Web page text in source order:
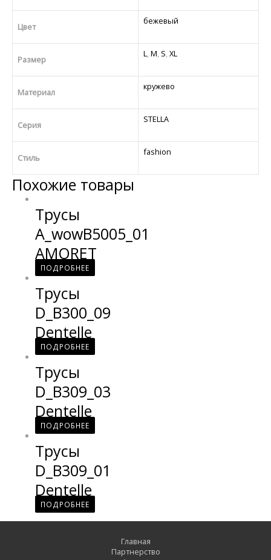
Цвет
бежевый
Размер
L,M, S,XL
Материал
кружево
Серия
STELLA
Стиль
fashion
Похожие товары
Трусы
A_wowB5005_01
AMORET
ПОДРОБНЕЕ
Трусы
D_B300_09
Dentelle
ПОДРОБНЕЕ
Трусы
D_B309_03
Dentelle
ПОДРОБНЕЕ
Трусы
D_B309_01
Dentelle
ПОДРОБНЕЕ
Главная
Партнерство